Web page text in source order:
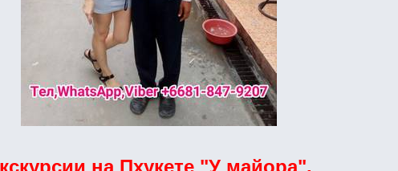
на Пхукете "У майора".